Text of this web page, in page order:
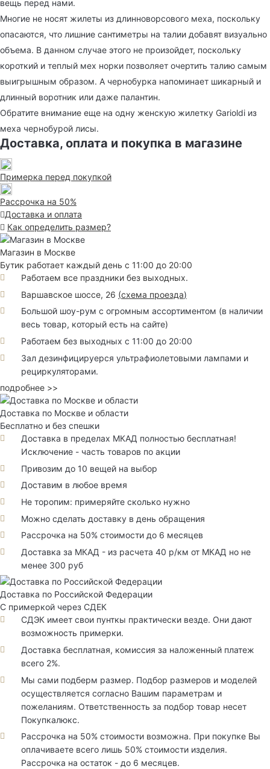
вещь перед нами.
Многие не носят жилеты из длинноворсового меха, поскольку
опасаются, что лишние сантиметры на талии добавят визуально
объема. В данном случае этого не произойдет, поскольку
короткий и теплый мех норки позволяет очертить талию самым
выигрышным образом. А чернобурка напоминает шикарный и
длинный воротник или даже палантин.
Обратите внимание еще на одну женскую жилетку Garioldi из
меха чернобурой лисы.
Доставка, оплата и покупка в магазине
Примерка перед покупкой
Рассрочка на 50%
Доставка и оплата
Как определить размер?
Магазин в Москве
Бутик работает каждый день с 11:00 до 20:00
Работаем все праздники без выходных.
Варшавское шоссе, 26 (схема проезда)
Большой шоу-рум с огромным ассортиментом (в наличии
весь товар, который есть на сайте)
Работаем без выходных с 11:00 до 20:00
Зал дезинфицируерся ультрафиолетовыми лампами и
рециркуляторами.
подробнее >>
Доставка по Москве и области
Бесплатно и без спешки
Доставка в пределах МКАД полностью бесплатная!
Исключение - часть товаров по акции
Привозим до 10 вещей на выбор
Доставим в любое время
Не торопим: примеряйте сколько нужно
Можно сделать доставку в день обращения
Рассрочка на 50% стоимости до 6 месяцев
Доставка за МКАД - из расчета 40 р/км от МКАД но не
менее 300 руб
Доставка по Российской Федерации
С примеркой через СДЕК
СДЭК имеет свои пунткы практически везде. Они дают
возможность примерки.
Доставка бесплатная, комиссия за наложенный платеж
всего 2%.
Мы сами подберм размер. Подбор размеров и моделей
осуществляется согласно Вашим параметрам и
пожеланиям. Ответственность за подбор товар несет
Покупкалюкс.
Рассрочка на 50% стоимости возможна. При покупке Вы
оплачиваете всего лишь 50% стоимости изделия.
Рассрочка на остаток - до 6 месяцев.